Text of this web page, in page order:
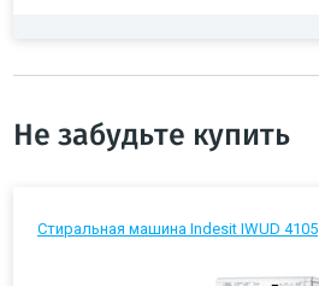
Не забудьте купить
Стиральная машина Indesit IWUD 4105